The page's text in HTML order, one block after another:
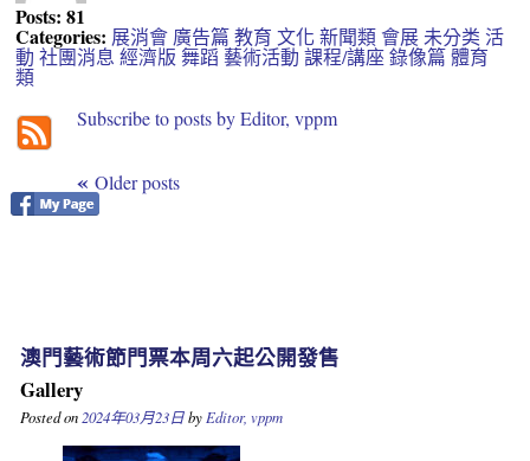
Posts: 81
Categories: 展消會 廣告篇 教育 文化 新聞類 會展 未分类 活
動 社團消息 經濟版 舞蹈 藝術活動 課程/講座 錄像篇 體育
類
Subscribe to posts by Editor, vppm
« Older posts
澳門藝術節門票本周六起公開發售
Gallery
Posted on 2024年03月23日by Editor, vppm